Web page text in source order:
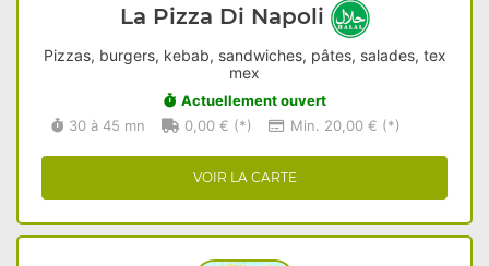
La Pizza Di Napoli
Pizzas, burgers, kebab, sandwiches, pâtes, salades, tex
mex
Actuellement ouvert
30 à 45 mn
0,00 € (*) Min. 20,00 € (*)
VOIR LA CARTE